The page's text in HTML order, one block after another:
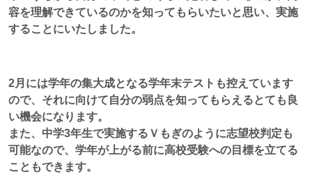
容を理解できているのかを知ってもらいたいと思い、実施
することにいたしました。
2月には学年の集大成となる学年末テストも控えています
ので、それに向けて自分の弱点を知ってもらえるとても良
い機会になります。
また、中学3年生で実施するＶもぎのように志望校判定も
可能なので、学年が上がる前に高校受験への目標を立てる
こともできます。